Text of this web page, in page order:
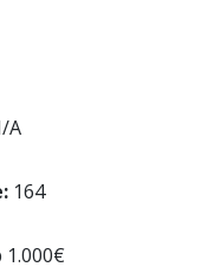
A
164
1.000€